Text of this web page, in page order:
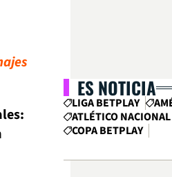
ES NOTICIA
LIGA BETPLAY
ATLÉTICO NACIONAL
COPA BETPLAY